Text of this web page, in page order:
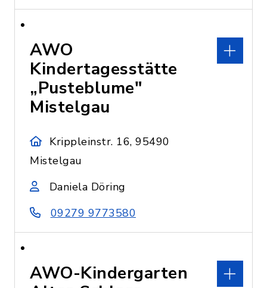
AWO
Kindertagesstätte
„Pusteblume"
Mistelgau
Krippleinstr. 16, 95490
Mistelgau
Daniela Döring
09279 9773580
AWO-Kindergarten